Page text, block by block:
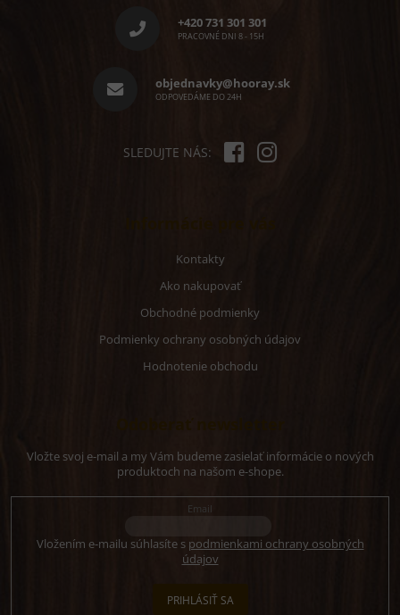
+420 731 301 301
PRACOVNÉ DNI 8 - 15H
objednavky@hooray.sk
ODPOVEDÁME DO 24H
SLEDUJTE NÁS:
Kontakty
Ako nakupovať
Obchodné podmienky
Podmienky ochrany osobných údajov
Hodnotenie obchodu
Vložte svoj e-mail a my Vám budeme zasielať informácie o nových
produktoch na našom e-shope.
Email
Vložením e-mailu súhlasíte s podmienkami ochrany osobných
údajov
PRIHLÁSIŤ SA